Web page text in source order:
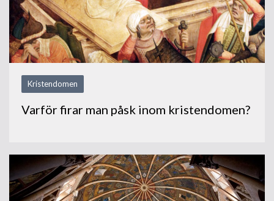
Kristendomen
Varför firar man påsk inom kristendomen?